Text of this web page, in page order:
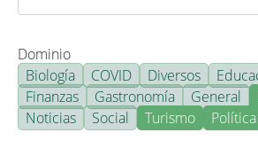
Dominio
Biología
COVID Diversos
Finanzas
Gastronomía General
Noticias
Social Turismo Política